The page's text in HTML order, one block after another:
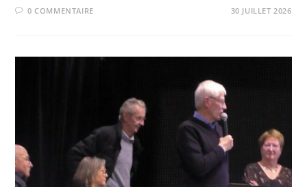
0 COMMENTAIRE 30 JUILLET 2026